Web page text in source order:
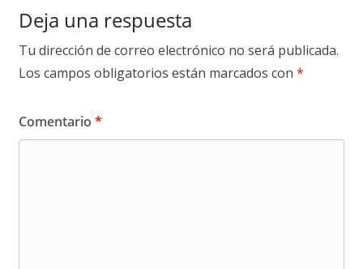
Deja una respuesta
Tu dirección de correo electrónico no será publicada.
Los campos obligatorios están marcados con *
Comentario *